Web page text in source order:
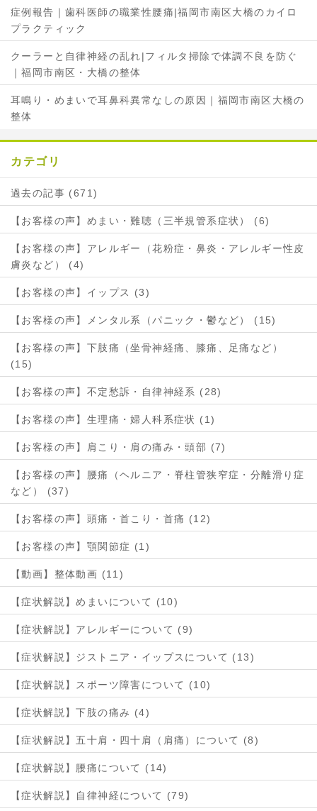
症例報告｜歯科医師の職業性腰痛|福岡市南区大橋のカイロ
プラクティック
クーラーと自律神経の乱れ|フィルタ掃除で体調不良を防ぐ
｜福岡市南区・大橋の整体
耳鳴り・めまいで耳鼻科異常なしの原因｜福岡市南区大橋の
整体
カテゴリ
過去の記事 (671)
【お客様の声】めまい・難聴（三半規管系症状） (6)
【お客様の声】アレルギー（花粉症・鼻炎・アレルギー性皮
膚炎など） (4)
【お客様の声】イップス (3)
【お客様の声】メンタル系（パニック・鬱など） (15)
【お客様の声】下肢痛（坐骨神経痛、膝痛、足痛など）
(15)
【お客様の声】不定愁訴・自律神経系 (28)
【お客様の声】生理痛・婦人科系症状 (1)
【お客様の声】肩こり・肩の痛み・頭部 (7)
【お客様の声】腰痛（ヘルニア・脊柱管狭窄症・分離滑り症
など） (37)
【お客様の声】頭痛・首こり・首痛 (12)
【お客様の声】顎関節症 (1)
【動画】整体動画 (11)
【症状解説】めまいについて (10)
【症状解説】アレルギーについて (9)
【症状解説】ジストニア・イップスについて (13)
【症状解説】スポーツ障害について (10)
【症状解説】下肢の痛み (4)
【症状解説】五十肩・四十肩（肩痛）について (8)
【症状解説】腰痛について (14)
【症状解説】自律神経について (79)